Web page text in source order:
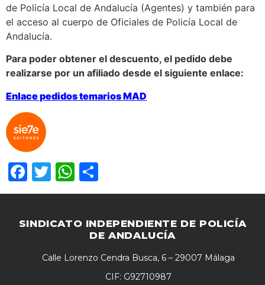
de Policía Local de Andalucía (Agentes) y también para
el acceso al cuerpo de Oficiales de Policía Local de
Andalucía.
Para poder obtener el descuento, el pedido debe
realizarse por un afiliado desde el siguiente enlace:
Enlace pedidos temarios MAD
Facebook
TwitterWhatsApp
SINDICATO INDEPENDIENTE DE POLICÍA
DE ANDALUCÍA
Calle Lorenzo Cendra Busca, 6 – 29007 Málaga
CIF: G92710987